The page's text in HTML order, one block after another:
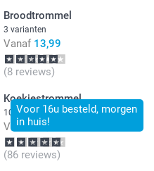
Broodtrommel
3 varianten
Vanaf 13,99
(8 reviews)
Voor 16u besteld, morgen
in huis!
Koekjestrommel
10 varianten
Vanaf 21,99
(86 reviews)